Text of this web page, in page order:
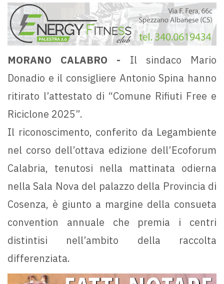
MORANO CALABRO - Il sindaco Mario
Donadio e il consigliere Antonio Spina hanno
ritirato l’attestato di “Comune Rifiuti Free e
Riciclone 2025”.
Il riconoscimento, conferito da Legambiente
nel corso dell’ottava edizione dell’Ecoforum
Calabria, tenutosi nella mattinata odierna
nella Sala Nova del palazzo della Provincia di
Cosenza, è giunto a margine della consueta
convention annuale che premia i centri
distintisi nell’ambito della raccolta
differenziata.